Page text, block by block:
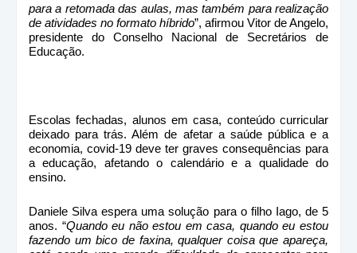
para a retomada das aulas, mas também para realização
de atividades no formato híbrido”, afirmou Vitor de Angelo,
presidente do Conselho Nacional de Secretários de
Educação.
Escolas fechadas, alunos em casa, conteúdo curricular
deixado para trás. Além de afetar a saúde pública e a
economia, covid-19 deve ter graves consequências para
a educação, afetando o calendário e a qualidade do
ensino.
Daniele Silva espera uma solução para o filho Iago, de 5
anos. “Quando eu não estou em casa, quando eu estou
fazendo um bico de faxina, qualquer coisa que apareça,